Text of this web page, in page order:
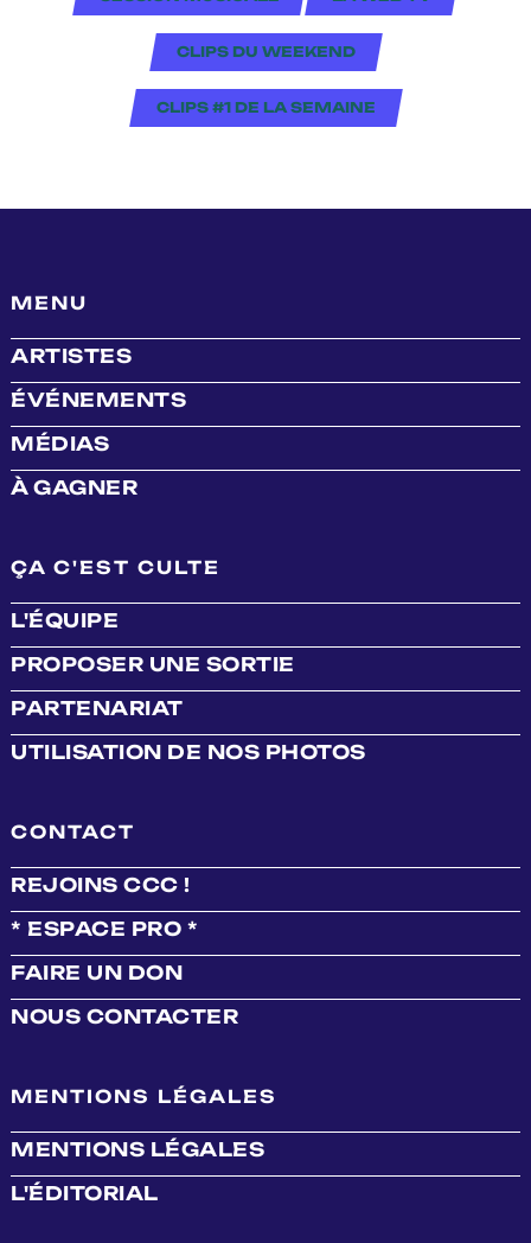
CLIPS DU WEEKEND
CLIPS #1 DE LA SEMAINE
MENU
ARTISTES
ÉVÉNEMENTS
MÉDIAS
À GAGNER
ÇA C'EST CULTE
L'ÉQUIPE
PROPOSER UNE SORTIE
PARTENARIAT
UTILISATION DE NOS PHOTOS
CONTACT
REJOINS CCC !
* ESPACE PRO *
FAIRE UN DON
NOUS CONTACTER
MENTIONS LÉGALES
MENTIONS LÉGALES
L'ÉDITORIAL